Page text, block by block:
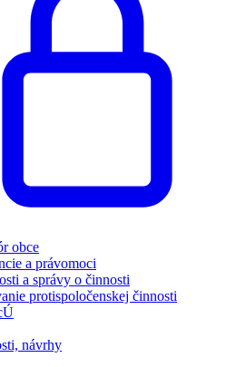
obce
a právomoci
a správy o činnosti
protispoločenskej činnosti
návrhy